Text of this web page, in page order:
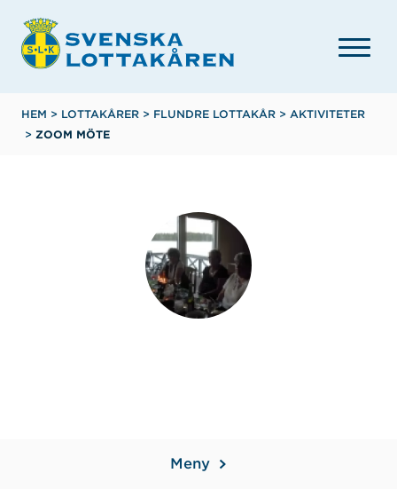
huvudinnehåll
Länkstig
HEM > LOTTAKÅRER > FLUNDRE LOTTAKÅR > AKTIVITETER
> ZOOM MÖTE
Meny